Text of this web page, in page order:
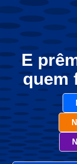
E
quem